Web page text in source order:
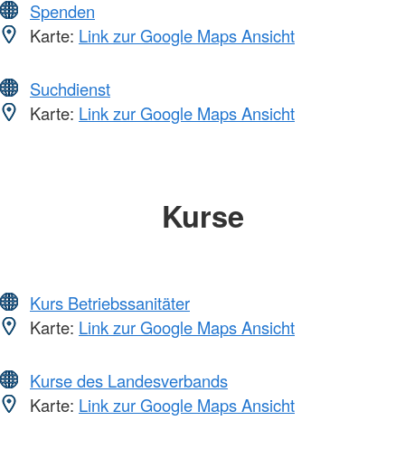
Spenden
Karte: Link zur Google Maps Ansicht
Suchdienst
Karte: Link zur Google Maps Ansicht
Kurse
Kurs Betriebssanitäter
Karte: Link zur Google Maps Ansicht
Kurse des Landesverbands
Karte: Link zur Google Maps Ansicht